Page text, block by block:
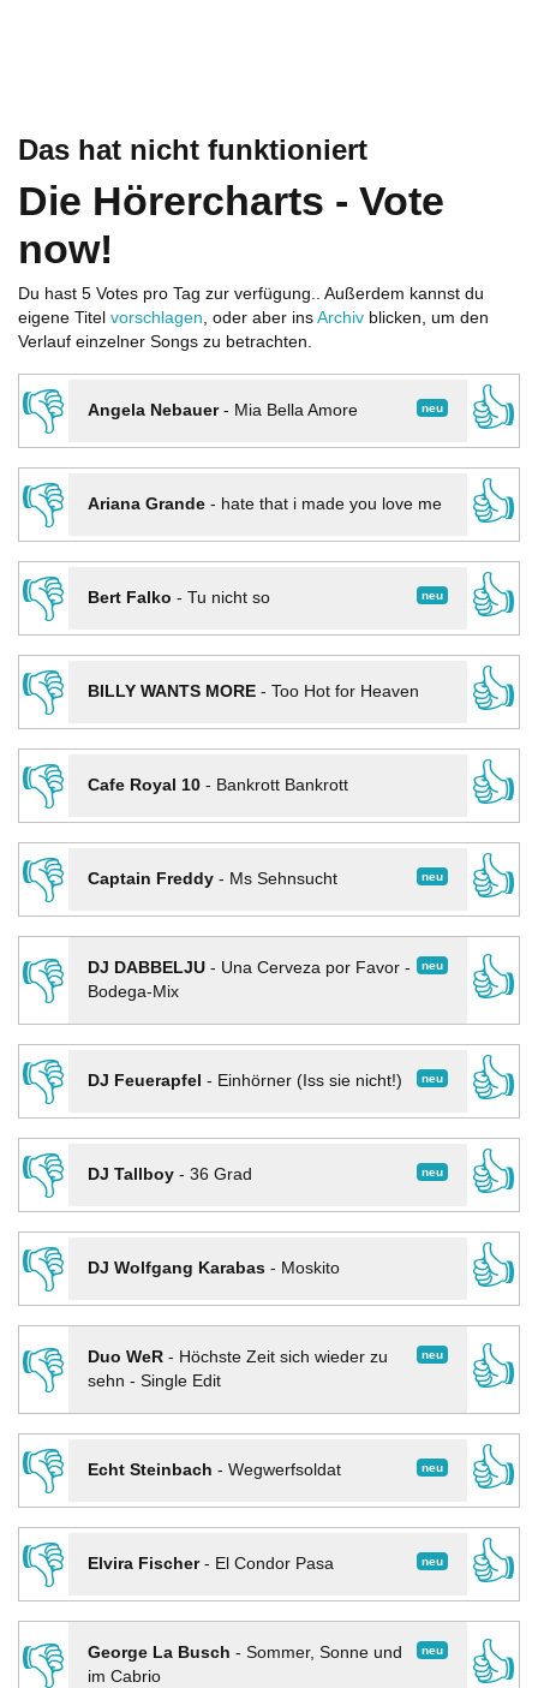
Das hat nicht funktioniert
Die Hörercharts - Vote
now!
Du hast 5 Votes pro Tag zur verfügung.. Außerdem kannst du
eigene Titel vorschlagen, oder aber ins Archiv blicken, um den
Verlauf einzelner Songs zu betrachten.
👎 neu
Angela Nebauer- Mia Bella Amore
👍
👎
Ariana Grande- hate that i made you love me
👍
👎
neu
Bert Falko - Tu nicht so
👍
👎
BILLY WANTS MORE- Too Hot for Heaven
👍
👎
Cafe Royal 10- Bankrott Bankrott
👍
👎
neu
Captain Freddy- Ms Sehnsucht
👍
👎
neu
DJ DABBELJU- Una Cerveza por Favor -
Bodega-Mix
👍
👎
neu
DJ Feuerapfel - Einhörner (Iss sie nicht!)
👍
👎
neu
DJ Tallboy- 36 Grad
👍
👎
DJ Wolfgang Karabas- Moskito
👍
👎
neu
Duo WeR- Höchste Zeit sich wieder zu
sehn - Single Edit
👍
👎
neu
Echt Steinbach - Wegwerfsoldat
👍
👎
neu
Elvira Fischer- El Condor Pasa
👍
👎
neu
George La Busch - Sommer, Sonne und
im Cabrio
👍